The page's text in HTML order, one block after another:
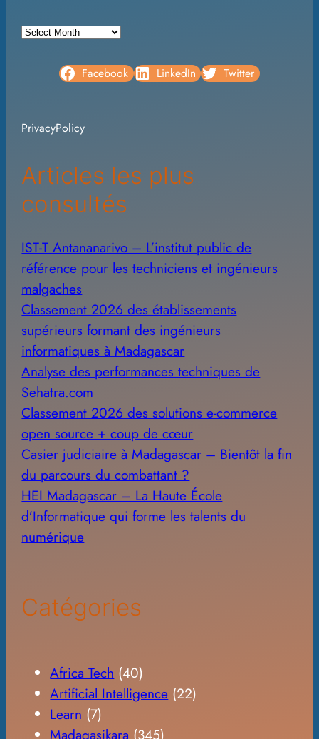
A
v
s
Facebook LinkedIn Twitter
PrivacyPolicy
Articles les plus
consultés
IST-T Antananarivo – L’institut public de
référence pour les techniciens et ingénieurs
malgaches
Classement 2026 des établissements
supérieurs formant des ingénieurs
informatiques à Madagascar
Analyse des performances techniques de
Sehatra.com
Classement 2026 des solutions e-commerce
open source + coup de cœur
Casier judiciaire à Madagascar – Bientôt la fin
du parcours du combattant ?
HEI Madagascar – La Haute École
d’Informatique qui forme les talents du
numérique
Catégories
Africa Tech (40)
Artificial Intelligence (22)
Learn (7)
Madagasikara (345)